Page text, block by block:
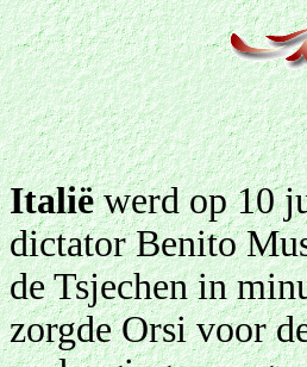
Italiëwerd op 10
dictator Benito
de Tsjechen in
zorgde Orsi voor